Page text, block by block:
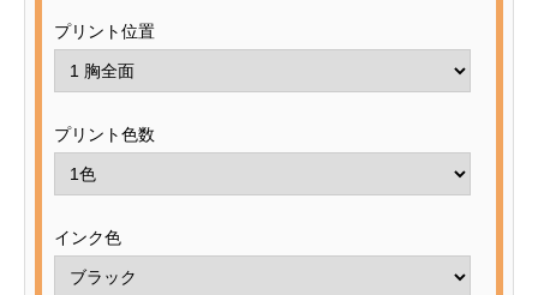
プリント位置
プリント色数
インク色